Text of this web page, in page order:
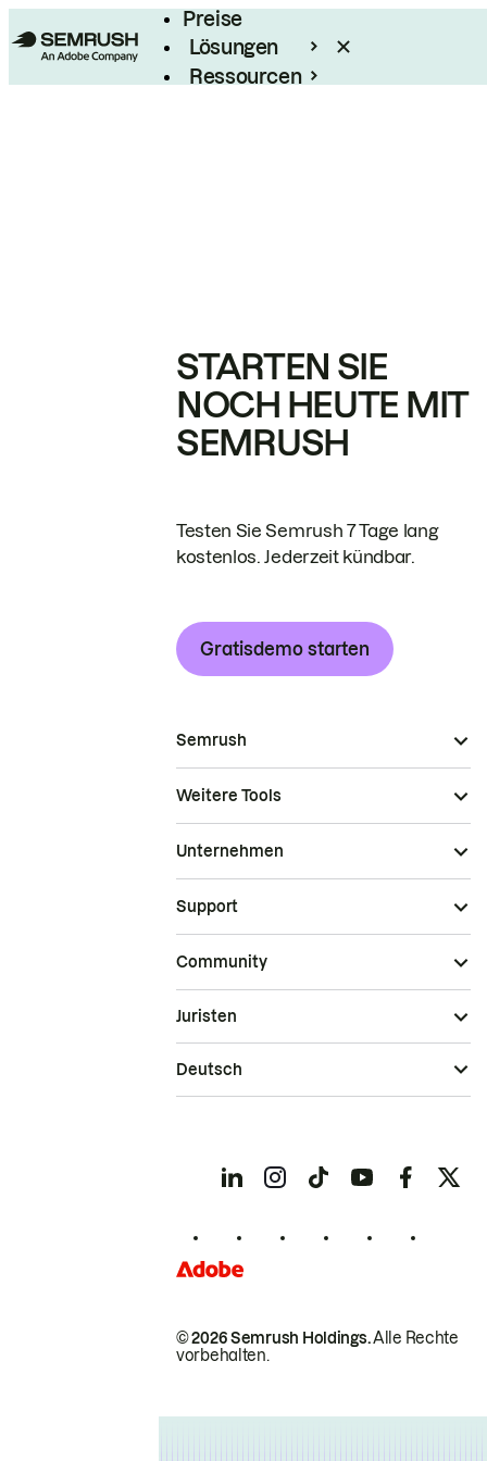
Preise
Lösungen
Ressourcen
STARTEN SIE
NOCH HEUTE MIT
SEMRUSH
Testen Sie Semrush 7 Tage lang
kostenlos. Jederzeit kündbar.
Gratisdemo starten
Semrush
Weitere Tools
Unternehmen
Support
Community
© 2026 Semrush Holdings.Alle Rechte
vorbehalten.
Juristen
Deutsch